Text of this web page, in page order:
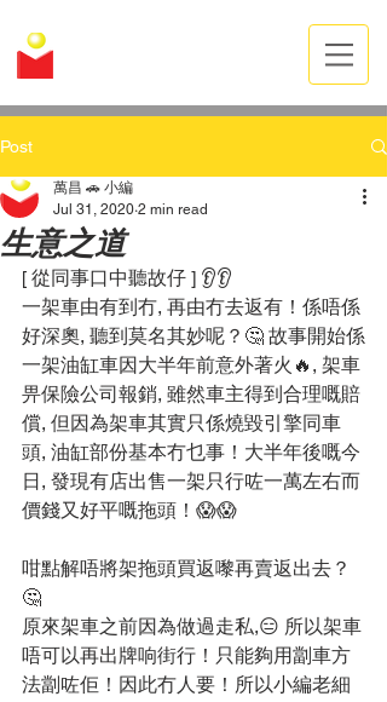
Post
生意之道
萬昌 🚗 小編
Jul 31, 2020 2 min read
[ 從同事口中聽故仔 ] 👂👂
一架車由有到冇, 再由冇去返有！係唔係
好深奧, 聽到莫名其妙呢？🤔 故事開始係
一架油缸車因大半年前意外著火🔥, 架車
畀保險公司報銷, 雖然車主得到合理嘅賠
償, 但因為架車其實只係燒毀引擎同車
頭, 油缸部份基本冇乜事！大半年後嘅今
日, 發現有店出售一架只行咗一萬左右而
價錢又好平嘅拖頭！😱😱
咁點解唔將架拖頭買返嚟再賣返出去？
🤔
原來架車之前因為做過走私,😑 所以架車
唔可以再出牌响街行！只能夠用劏車方
法劏咗佢！因此冇人要！所以小編老細